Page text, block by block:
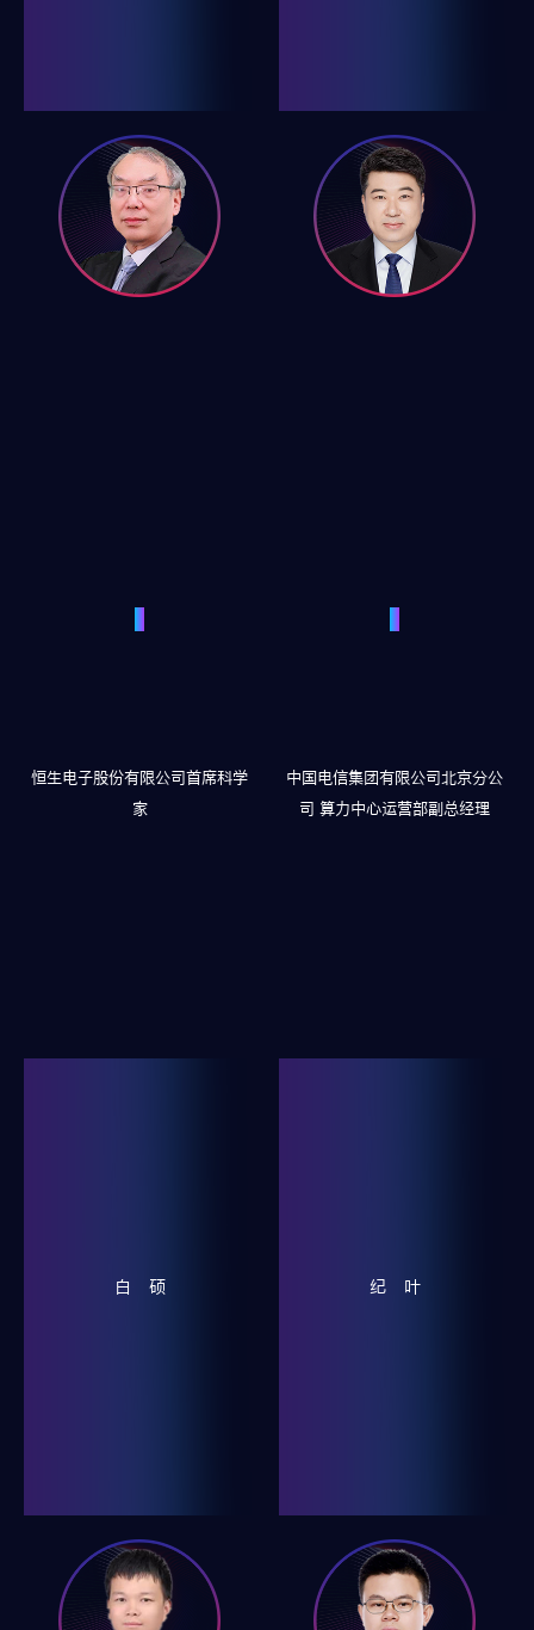
恒生电子股份有限公司首席科学
家
白 硕
中国电信集团有限公司北京分公
司 算力中心运营部副总经理
纪 叶